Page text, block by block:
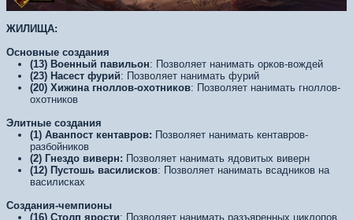
ЖИЛИЩА:
Основные создания
(13) Военный павильон: Позволяет нанимать орков-вождей
(23) Насест фурий: Позволяет нанимать фурий
(20) Хижина гноллов-охотников: Позволяет нанимать гноллов-
охотников
Элитные создания
(1) Аванпост кентавров: Позволяет нанимать кентавров-
разбойников
(2) Гнездо виверн: Позволяет нанимать ядовитых виверн
(12) Пустошь василисков: Позволяет нанимать всадников на
василисках
Создания-чемпионы
(16) Столп ярости: Позволяет нанимать разъяренных циклопов